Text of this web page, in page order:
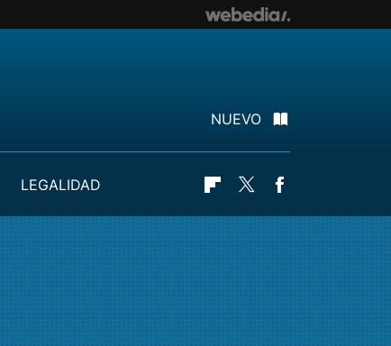
NUEVO
LEGALIDAD
Flipboard
Twitter